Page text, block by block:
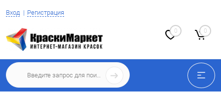
Вход Регистрация
0 0